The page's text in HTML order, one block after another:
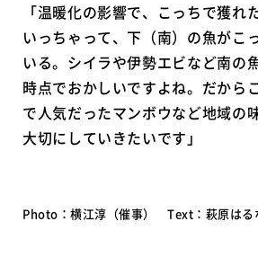
「温暖化の影響で、こっちで獲れ
いっちゃって、下（南）の魚がこ
いる。シイラや伊勢エビなど南の
時点でおかしいですよね。だから
で人気だったマンボウなど地域の
大切にしていきたいです」
Photo：横江淳（催事） Text：萩原はる